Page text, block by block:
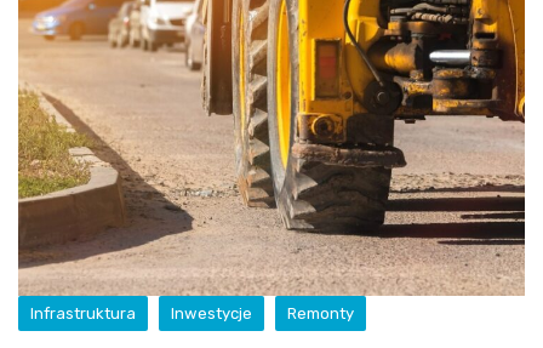
Infrastruktura Inwestycje Remonty